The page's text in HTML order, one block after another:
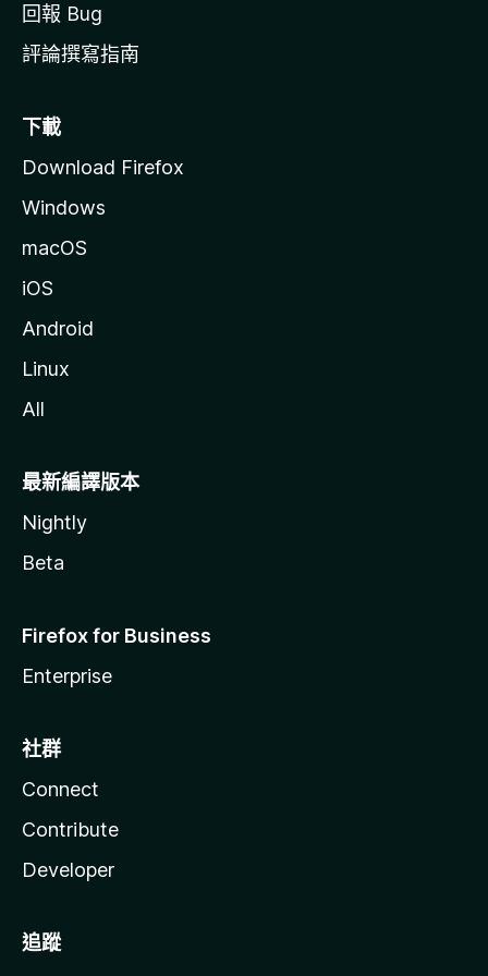
回報 Bug
評論撰寫指南
下載
Download Firefox
Windows
macOS
iOS
Android
Linux
All
最新編譯版本
Nightly
Beta
Firefox for Business
Enterprise
社群
Connect
Contribute
Developer
追蹤